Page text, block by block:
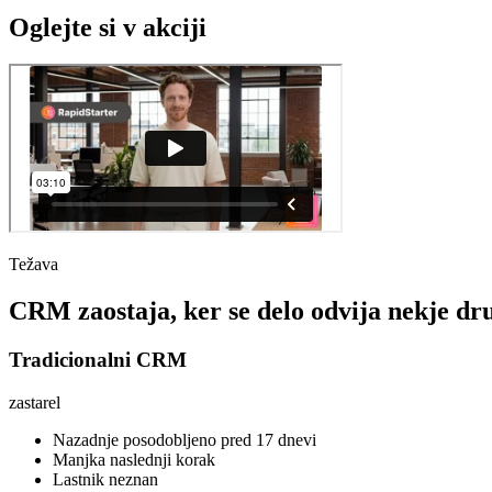
Oglejte si v akciji
Težava
CRM zaostaja, ker se delo odvija nekje
Tradicionalni CRM
zastarel
Nazadnje posodobljeno pred 17 dnevi
Manjka naslednji korak
Lastnik neznan